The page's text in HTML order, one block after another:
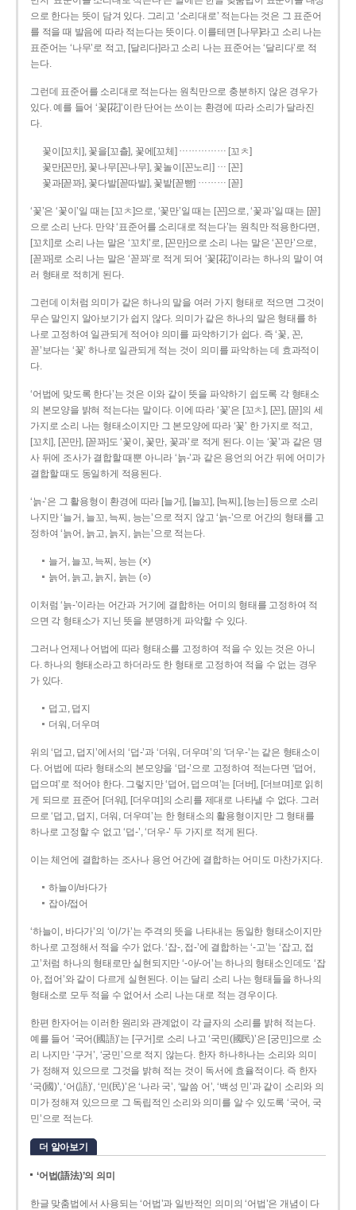
으로 한다는 뜻이 담겨 있다. 그리고 ‘소리대로’ 적는다는 것은 그 표준어
를 적을 때 발음에 따라 적는다는 뜻이다. 이를테면 [나무]라고 소리 나는
표준어는 ‘나무’로 적고, [달리다]라고 소리 나는 표준어는 ‘달리다’로 적
는다.
그런데 표준어를 소리대로 적는다는 원칙만으로 충분하지 않은 경우가
있다. 예를 들어 ‘꽃[花]’이란 단어는 쓰이는 환경에 따라 소리가 달라진
다.
꽃이[꼬치], 꽃을[꼬츨], 꽃에[꼬체] …………… [꼬ㅊ]
꽃만[꼰만], 꽃나무[꼰나무], 꽃놀이[꼰노리] … [꼰]
꽃과[꼳꽈], 꽃다발[꼳따발], 꽃밭[꼳빧] ……… [꼳]
‘꽃’은 ‘꽃이’일 때는 [꼬ㅊ]으로, ‘꽃만’일 때는 [꼰]으로, ‘꽃과’일 때는 [꼳]
으로 소리 난다. 만약 ‘표준어를 소리대로 적는다’는 원칙만 적용한다면,
[꼬치]로 소리 나는 말은 ‘꼬치’로, [꼰만]으로 소리 나는 말은 ‘꼰만’으로,
[꼳꽈]로 소리 나는 말은 ‘꼳꽈’로 적게 되어 ‘꽃[花]’이라는 하나의 말이 여
러 형태로 적히게 된다.
그런데 이처럼 의미가 같은 하나의 말을 여러 가지 형태로 적으면 그것이
무슨 말인지 알아보기가 쉽지 않다. 의미가 같은 하나의 말은 형태를 하
나로 고정하여 일관되게 적어야 의미를 파악하기가 쉽다. 즉 ‘꽃, 꼰,
꼳’보다는 ‘꽃’ 하나로 일관되게 적는 것이 의미를 파악하는 데 효과적이
다.
‘어법에 맞도록 한다’는 것은 이와 같이 뜻을 파악하기 쉽도록 각 형태소
의 본모양을 밝혀 적는다는 말이다. 이에 따라 ‘꽃’은 [꼬ㅊ], [꼰], [꼳]의 세
가지로 소리 나는 형태소이지만 그 본모양에 따라 ‘꽃’ 한 가지로 적고,
[꼬치], [꼰만], [꼳꽈]도 ‘꽃이, 꽃만, 꽃과’로 적게 된다. 이는 ‘꽃’과 같은 명
사 뒤에 조사가 결합할 때뿐 아니라 ‘늙-’과 같은 용언의 어간 뒤에 어미가
결합할 때도 동일하게 적용된다.
‘늙-’은 그 활용형이 환경에 따라 [늘거], [늘꼬], [늑찌], [능는] 등으로 소리
나지만 ‘늘거, 늘꼬, 늑찌, 능는’으로 적지 않고 ‘늙-’으로 어간의 형태를 고
정하여 ‘늙어, 늙고, 늙지, 늙는’으로 적는다.
늘거, 늘꼬, 늑찌, 능는 (×)
늙어, 늙고, 늙지, 늙는 (○)
이처럼 ‘늙-­’이라는 어간과 거기에 결합하는 어미의 형태를 고정하여 적
으면 각 형태소가 지닌 뜻을 분명하게 파악할 수 있다.
그러나 언제나 어법에 따라 형태소를 고정하여 적을 수 있는 것은 아니
다. 하나의 형태소라고 하더라도 한 형태로 고정하여 적을 수 없는 경우
가 있다.
덥고, 덥지
더워, 더우며
위의 ‘덥고, 덥지’에서의 ‘덥-­’과 ‘더워, 더우며’의 ‘더우-­’는 같은 형태소이
다. 어법에 따라 형태소의 본모양을 ‘덥-­’으로 고정하여 적는다면 ‘덥어,
덥으며’로 적어야 한다. 그렇지만 ‘덥어, 덥으며’는 [더버], [더브며]로 읽히
게 되므로 표준어 [더워], [더우며]의 소리를 제대로 나타낼 수 없다. 그러
므로 ‘덥고, 덥지, 더워, 더우며’는 한 형태소의 활용형이지만 그 형태를
하나로 고정할 수 없고 ‘덥-’, ‘더우-’ 두 가지로 적게 된다.
이는 체언에 결합하는 조사나 용언 어간에 결합하는 어미도 마찬가지다.
하늘이/바다가
잡아/접어
‘하늘이, 바다가’의 ‘이/가’는 주격의 뜻을 나타내는 동일한 형태소이지만
하나로 고정해서 적을 수가 없다. ‘잡-, 접-’에 결합하는 ‘-고’는 ‘잡고, 접
고’처럼 하나의 형태로만 실현되지만 ‘-아/-어’는 하나의 형태소인데도 ‘잡
아, 접어’와 같이 다르게 실현된다. 이는 달리 소리 나는 형태들을 하나의
형태소로 모두 적을 수 없어서 소리 나는 대로 적는 경우이다.
한편 한자어는 이러한 원리와 관계없이 각 글자의 소리를 밝혀 적는다.
예를 들어 ‘국어(國語)’는 [구거]로 소리 나고 ‘국민(國民)’은 [궁민]으로 소
리 나지만 ‘구거’, ‘궁민’으로 적지 않는다. 한자 하나하나는 소리와 의미
가 정해져 있으므로 그것을 밝혀 적는 것이 독서에 효율적이다. 즉 한자
‘국(國)’, ‘어(語)’, ‘민(民)’은 ‘나라 국’, ‘말씀 어’, ‘백성 민’과 같이 소리와 의
미가 정해져 있으므로 그 독립적인 소리와 의미를 알 수 있도록 ‘국어, 국
민’으로 적는다.
더 알아보기
‘어법(語法)’의 의미
한글 맞춤법에서 사용되는 ‘어법’과 일반적인 의미의 ‘어법’은 개념이 다